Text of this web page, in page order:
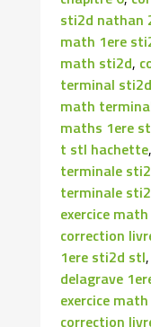
sti2d nathan
math 1ere
math sti2d,
terminal
math
maths 1ere
t stl hachette,
terminale
terminale
exercice
correction
1ere sti2d stl,
delagrave
exercice
correction